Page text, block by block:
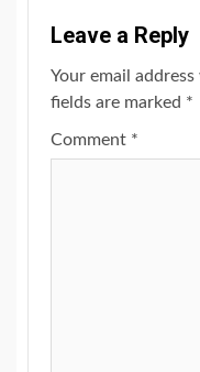
Leave a Reply
Your email
fields are marked *
Comment *